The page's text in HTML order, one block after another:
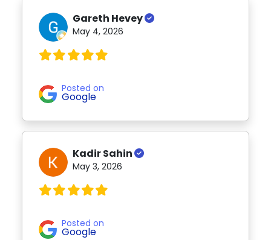
Gareth Hevey
May 4, 2026
Posted on
Google
Kadir Sahin
May 3, 2026
Posted on
Google